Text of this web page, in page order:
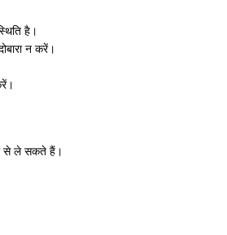
है।
न करें।
से ले सकते हैं।